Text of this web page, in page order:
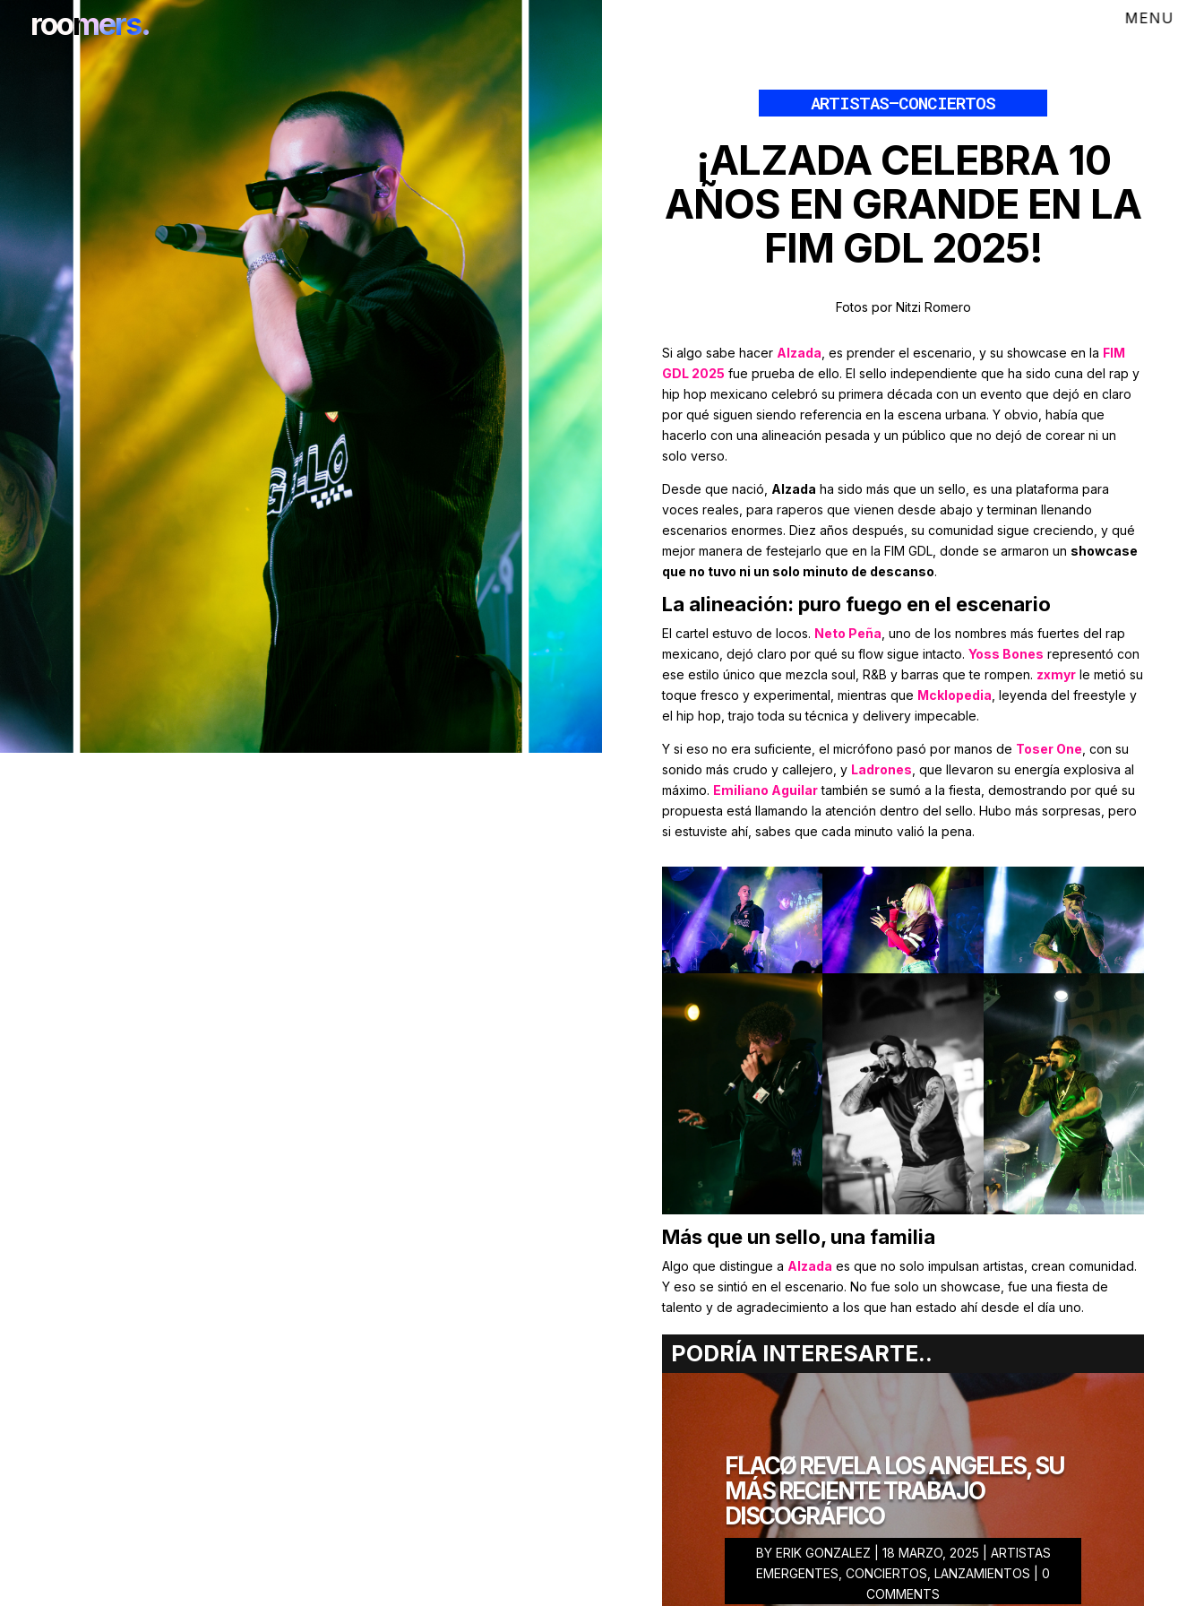
roomers.
ARTISTAS–CONCIERTOS
¡ALZADA CELEBRA 10
AÑOS EN GRANDE EN LA
FIM GDL 2025!
Fotos por Nitzi Romero
Si algo sabe hacer Alzada , es prender el escenario, y su showcase en la FIM
GDL 2025 fue prueba de ello. El sello independiente que ha sido cuna del rap y
hip hop mexicano celebró su primera década con un evento que dejó en claro
por qué siguen siendo referencia en la escena urbana. Y obvio, había que
hacerlo con una alineación pesada y un público que no dejó de corear ni un
solo verso.
Desde que nació, Alzada ha sido más que un sello, es una plataforma para
voces reales, para raperos que vienen desde abajo y terminan llenando
escenarios enormes. Diez años después, su comunidad sigue creciendo, y qué
mejor manera de festejarlo que en la FIM GDL, donde se armaron un showcase
que no tuvo ni un solo minuto de descanso.
La alineación: puro fuego en el escenario
El cartel estuvo de locos. Neto Peña , uno de los nombres más fuertes del rap
mexicano, dejó claro por qué su flow sigue intacto.Yoss Bones representó con
ese estilo único que mezcla soul, R&B y barras que te rompen. zxmyr le metió su
toque fresco y experimental, mientras que Mcklopedia , leyenda del freestyle y
el hip hop, trajo toda su técnica y delivery impecable.
Y si eso no era suficiente, el micrófono pasó por manos de Toser One , con su
sonido más crudo y callejero, y Ladrones , que llevaron su energía explosiva al
máximo. Emiliano Aguilartambién se sumó a la fiesta, demostrando por qué su
propuesta está llamando la atención dentro del sello. Hubo más sorpresas, pero
si estuviste ahí, sabes que cada minuto valió la pena.
Más que un sello, una familia
Algo que distingue a Alzada es que no solo impulsan artistas, crean comunidad.
Y eso se sintió en el escenario. No fue solo un showcase, fue una fiesta de
talento y de agradecimiento a los que han estado ahí desde el día uno.
Si crees que esto fue todo, ni de chiste. La disquera sigue expandiéndose,
descubriendo nuevos talentos y dejando huella en la música urbana de México
y más allá. Lo que pasó en la FIM GDL 2025 fue solo una probadita de todo lo
Si te lo perdiste, tranqui, sigue sus redes porque seguro habrá más eventos y
lanzamientos que no te vas a querer perder. Alzada sigue firme y la fiesta
apenas comienza
ERIK GONZALEZ
FEBRERO 27, 2025
PODRÍA INTERESARTE..
FLACØ REVELA LOS ANGELES, SU
MÁS RECIENTE TRABAJO
DISCOGRÁFICO
BY ERIK GONZALEZ 18 MARZO, 2025
ARTISTAS
EMERGENTES CONCIERTOS LANZAMIENTOS | 0
COMMENTS